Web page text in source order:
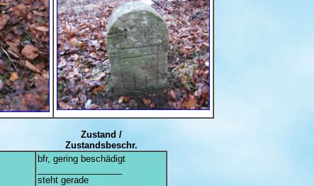
Zustand /
Zustandsbeschr.
bfr, gering beschädigt
steht gerade